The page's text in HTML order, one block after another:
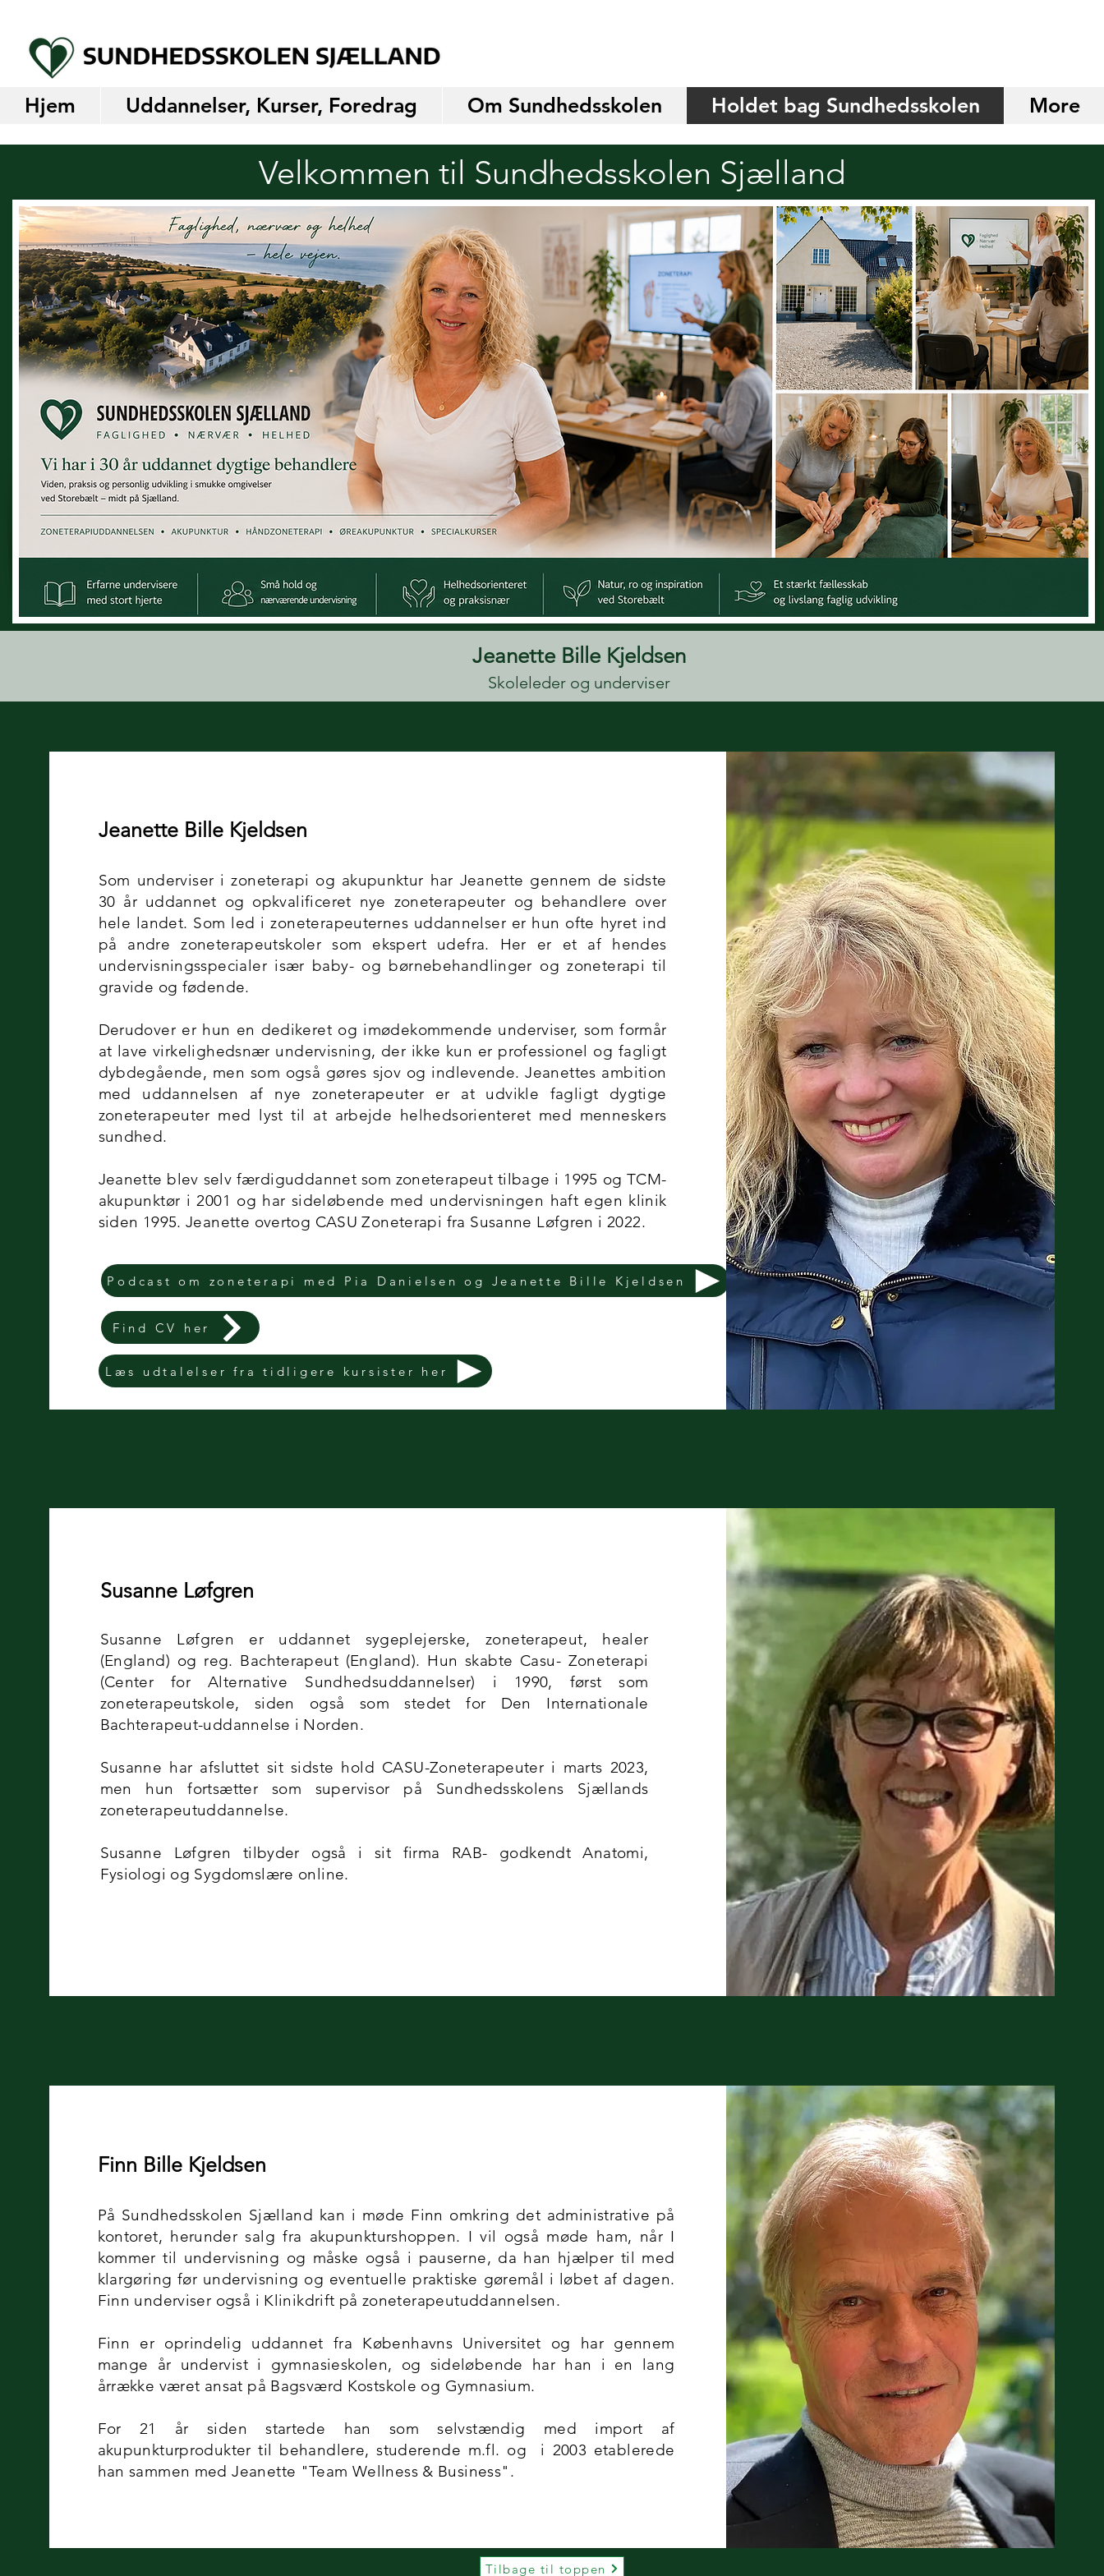
Hjem Uddannelser, Kurser, Foredrag Om Sundhedsskolen Holdet bag Sundhedsskolen More
Velkommen til Sundhedsskolen Sjælland
Jeanette Bille Kjeldsen
Skoleleder og underviser
Jeanette Bille Kjeldsen
Som underviser i zoneterapi og akupunktur har Jeanette gennem de sidste
30 år uddannet og opkvalificeret nye zoneterapeuter og behandlere over
hele landet. Som led i zoneterapeuternes uddannelser er hun ofte hyret ind
på andre zoneterapeutskoler som ekspert udefra. Her er et af hendes
undervisningsspecialer især baby- og børnebehandlinger og zoneterapi til
gravide og fødende.
Derudover er hun en dedikeret og imødekommende underviser, som formår
at lave virkelighedsnær undervisning, der ikke kun er professionel og fagligt
dybdegående, men som også gøres sjov og indlevende. Jeanettes ambition
med uddannelsen af nye zoneterapeuter er at udvikle fagligt dygtige
zoneterapeuter med lyst til at arbejde helhedsorienteret med menneskers
sundhed.
Jeanette blev selv færdiguddannet som zoneterapeut tilbage i 1995 og TCM-
akupunktør i 2001 og har sideløbende med undervisningen haft egen klinik
siden 1995. Jeanette overtog CASU Zoneterapi fra Susanne Løfgren i 2022.
Podcast om zoneterapi med Pia Danielsen og Jeanette Bille Kjeldsen
Find CV her
Læs udtalelser fra tidligere kursister her
Susanne Løfgren
Susanne Løfgren er uddannet sygeplejerske, zoneterapeut, healer
(England) og reg. Bachterapeut (England). Hun skabte Casu- Zoneterapi
(Center for Alternative Sundhedsuddannelser) i 1990, først som
zoneterapeutskole, siden også som stedet for Den Internationale
Bachterapeut-uddannelse i Norden.
Susanne har afsluttet sit sidste hold CASU-Zoneterapeuter i marts 2023,
men hun fortsætter som supervisor på Sundhedsskolens Sjællands
zoneterapeutuddannelse.
Susanne Løfgren tilbyder også i sit firma RAB- godkendt Anatomi,
Fysiologi og Sygdomslære online.
Finn Bille Kjeldsen
På Sundhedsskolen Sjælland kan i møde Finn omkring det administrative på
kontoret, herunder salg fra akupunkturshoppen. I vil også møde ham, når I
kommer til undervisning og måske også i pauserne, da han hjælper til med
klargøring før undervisning og eventuelle praktiske gøremål i løbet af dagen.
Finn underviser også i Klinikdrift på zoneterapeutuddannelsen.
Finn er oprindelig uddannet fra Københavns Universitet og har gennem
mange år undervist i gymnasieskolen, og sideløbende har han i en lang
årrække været ansat på Bagsværd Kostskole og Gymnasium.
For 21 år siden startede han som selvstændig med import af
akupunkturprodukter til behandlere, studerende m.fl. og i 2003 etablerede
han sammen med Jeanette "Team Wellness & Business".
Tilbage til toppen